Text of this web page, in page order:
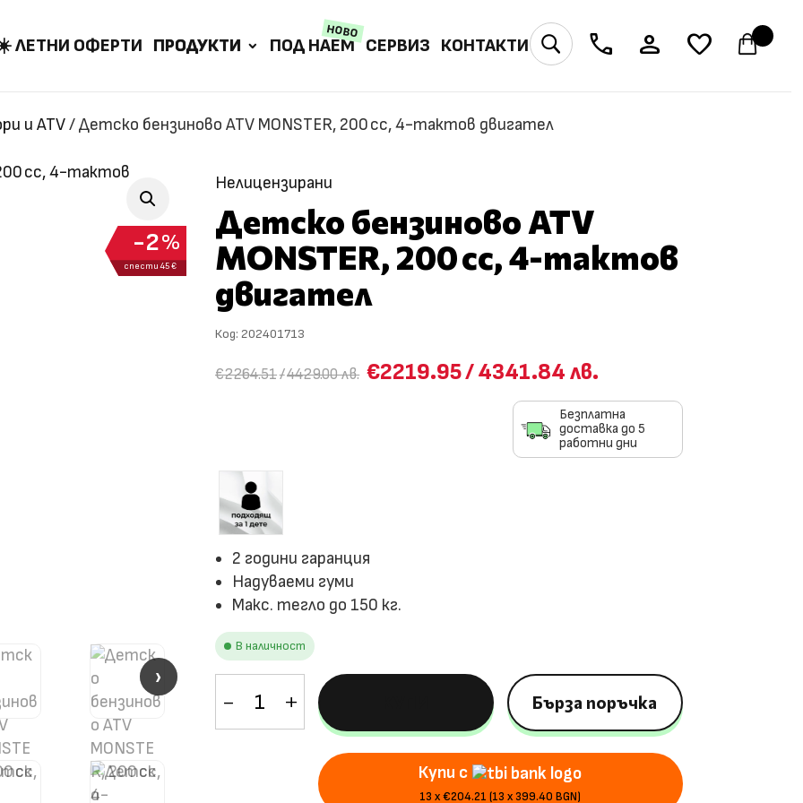
phone person favorite
U
ЛЕТНИ ОФЕРТИ ПРОДУКТИ ПОД НАЕМ
НОВО
СЕРВИЗ КОНТАКТИ
и ATV/Детско бензиново ATV MONSTER, 200 cc, 4-тактов двигател
%
2
спести 45 €
›
›
Нелицензирани
Детско бензиново ATV
MONSTER, 200 cc, 4-тактов
двигател
Код: 202401713
€2264.51/4429.00 лв. €2219.95/4341.84 лв.
Безплатна
доставка до 5
работни дни
2 години гаранция
Надуваеми гуми
Макс. тегло до 150 кг.
В наличност
за
Детско
Бърза поръчка
Купи с
13 x €204.21 (13 x 399.40 BGN)